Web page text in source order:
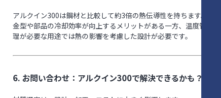
アルクイン300は鋼材と比較して約3倍の熱伝導性を持ちます。
金型や部品の冷却効率が向上するメリットがある一方、温度管
理が必要な用途では熱の影響を考慮した設計が必要です。
6. お問い合わせ：アルクイン300で解決できるかも？